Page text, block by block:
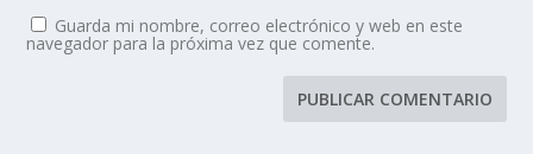
Guarda mi nombre, correo electrónico y web en este
navegador para la próxima vez que comente.